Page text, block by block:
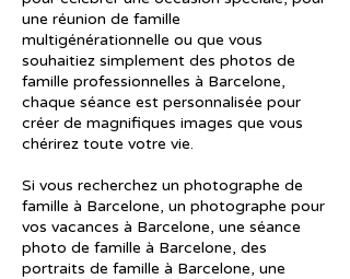
une réunion de famille
multigénérationnelle ou que vous
souhaitiez simplement des photos de
famille professionnelles à Barcelone,
chaque séance est personnalisée pour
créer de magnifiques images que vous
chérirez toute votre vie.
Si vous recherchez un photographe de
famille à Barcelone, un photographe pour
vos vacances à Barcelone, une séance
photo de famille à Barcelone, des
portraits de famille à Barcelone, une